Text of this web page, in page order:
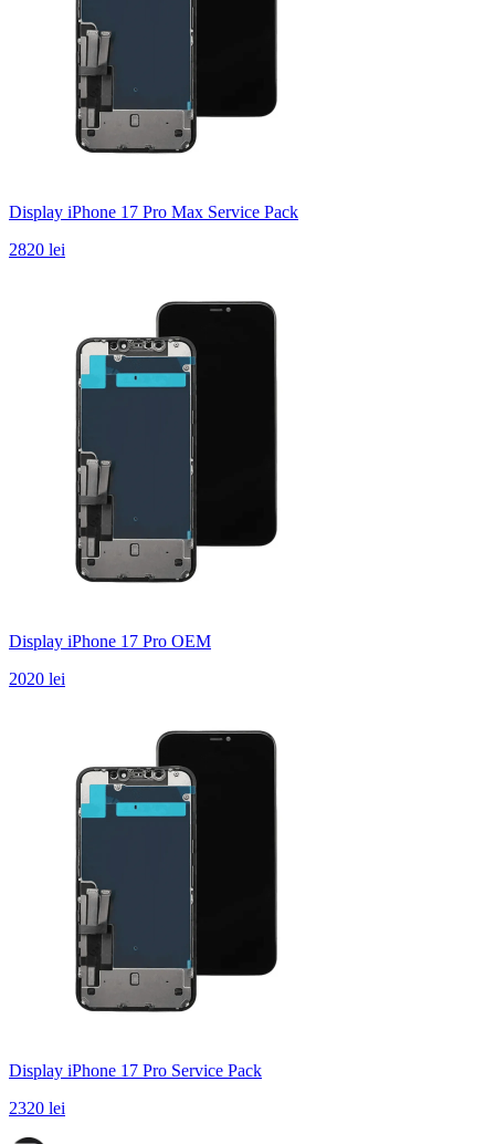
Display iPhone 17 Pro Max Service Pack
2820 lei
Display iPhone 17 Pro OEM
2020 lei
Display iPhone 17 Pro Service Pack
2320 lei